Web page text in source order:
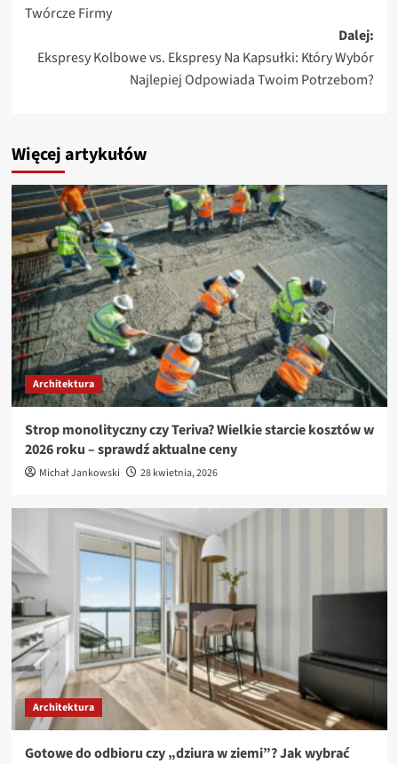
Twórcze Firmy
Dalej:
Ekspresy Kolbowe vs. Ekspresy Na Kapsułki: Który Wybór
Najlepiej Odpowiada Twoim Potrzebom?
Więcej artykułów
Architektura
Strop monolityczny czy Teriva? Wielkie starcie kosztów w
2026 roku – sprawdź aktualne ceny
Michał Jankowski 28 kwietnia, 2026
Architektura
Gotowe do odbioru czy „dziura w ziemi”? Jak wybrać